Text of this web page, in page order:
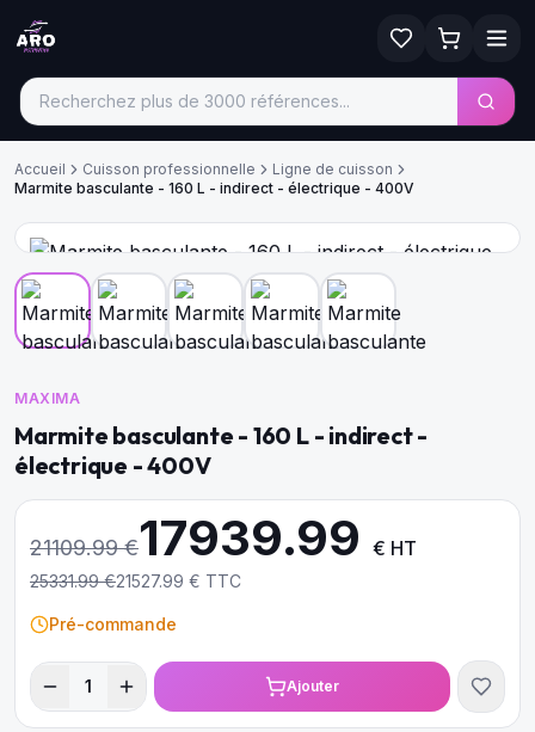
Accueil Cuisson professionnelle
Ligne de cuisson
Marmite basculante - 160 L - indirect - électrique - 400V
MAXIMA
Marmite basculante - 160 L - indirect -
électrique - 400V
21109.99€17939.99 € HT
25331.99€21527.99 € TTC
Pré-commande
1 Ajouter